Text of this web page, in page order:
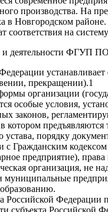
производства. На
в Новгородском районе.
на
и деятельности ФГУП
прекращении).1
организации
особые условия,
законов,
порядку
с Гражданским
предприятие),
организация, не
муниципальные
Федерации
субъекта Российской